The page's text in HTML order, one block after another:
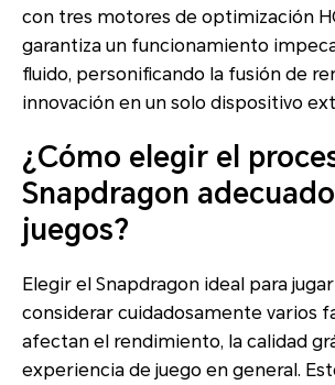
con tres motores de optimización
garantiza un funcionamiento
fluido, personificando la fusión de
innovación en un solo dispositivo
¿Cómo elegir el
Snapdragon
juegos?
Elegir el Snapdragon ideal para
considerar cuidadosamente varios
afectan el rendimiento, la calidad
experiencia de juego en general.